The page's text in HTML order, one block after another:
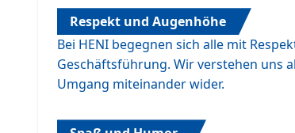
Respekt und Augenhöhe
Bei HENI begegnen sich alle mit
Geschäftsführung. Wir verstehen uns
Umgang miteinander wider.